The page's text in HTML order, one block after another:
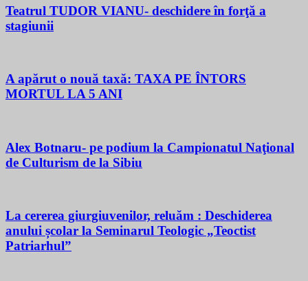
Teatrul TUDOR VIANU- deschidere în forţă a
stagiunii
A apărut o nouă taxă: TAXA PE ÎNTORS
MORTUL LA 5 ANI
Alex Botnaru- pe podium la Campionatul Naţional
de Culturism de la Sibiu
La cererea giurgiuvenilor, reluăm : Deschiderea
anului școlar la Seminarul Teologic „Teoctist
Patriarhul”